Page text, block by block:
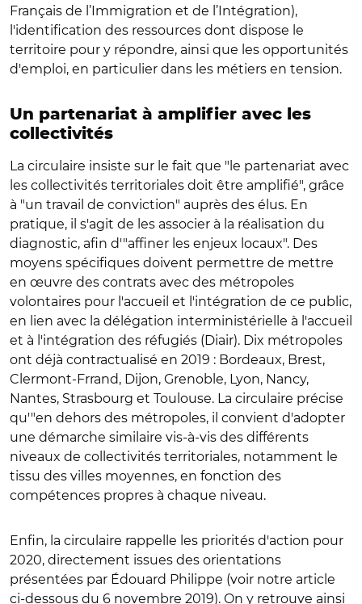
Français de l’Immigration et de l’Intégration),
l'identification des ressources dont dispose le
territoire pour y répondre, ainsi que les opportunités
d'emploi, en particulier dans les métiers en tension.
Un partenariat à amplifier avec les
collectivités
La circulaire insiste sur le fait que "le partenariat avec
les collectivités territoriales doit être amplifié", grâce
à "un travail de conviction" auprès des élus. En
pratique, il s'agit de les associer à la réalisation du
diagnostic, afin d'"affiner les enjeux locaux". Des
moyens spécifiques doivent permettre de mettre
en œuvre des contrats avec des métropoles
volontaires pour l'accueil et l'intégration de ce public,
en lien avec la délégation interministérielle à l'accueil
et à l'intégration des réfugiés (Diair). Dix métropoles
ont déjà contractualisé en 2019 : Bordeaux, Brest,
Clermont-Frrand, Dijon, Grenoble, Lyon, Nancy,
Nantes, Strasbourg et Toulouse. La circulaire précise
qu'"en dehors des métropoles, il convient d'adopter
une démarche similaire vis-à-vis des différents
niveaux de collectivités territoriales, notamment le
tissu des villes moyennes, en fonction des
compétences propres à chaque niveau.
Enfin, la circulaire rappelle les priorités d'action pour
2020, directement issues des orientations
présentées par Édouard Philippe (voir notre article
ci-dessous du 6 novembre 2019). On y retrouve ainsi